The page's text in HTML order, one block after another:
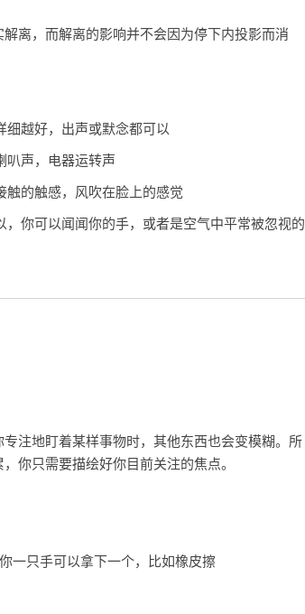
离，而解离的影响并不会因为停下内投影而消
细越好，出声或默念都可以
叭声，电器运转声
触的触感，风吹在脸上的感觉
你可以闻闻你的手，或者是空气中平常被忽视的
注地盯着某样事物时，其他东西也会变模糊。所
你只需要描绘好你目前关注的焦点。
一只手可以拿下一个，比如橡皮擦